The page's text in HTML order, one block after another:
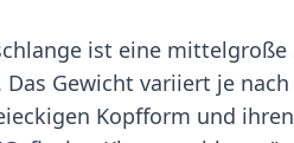
ist eine
Gewicht variiert je
Kopfform und